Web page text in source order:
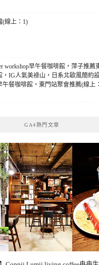
(線上：1)
workshop早午餐咖啡館，萍子推薦
，IG人氣美祿山，日系北歐風簡約
午餐咖啡館，東門站聚會推薦(線上
GA4熱門文章